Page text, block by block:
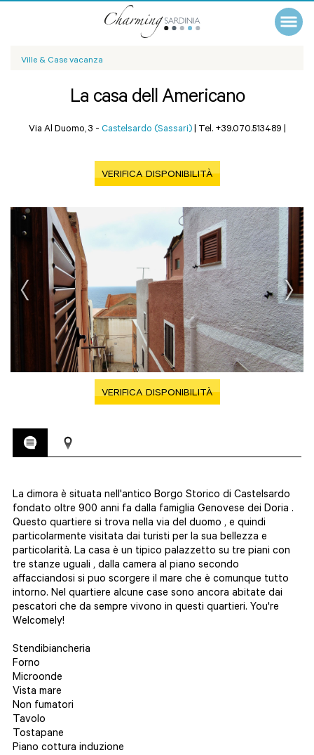
Ville & Case vacanza
La casa dell Americano
Via Al Duomo, 3 - Castelsardo (Sassari) | Tel. +39.070.513489 |
VERIFICA DISPONIBILITÀ
VERIFICA DISPONIBILITÀ
La dimora è situata nell'antico Borgo Storico di Castelsardo
fondato oltre 900 anni fa dalla famiglia Genovese dei Doria .
Questo quartiere si trova nella via del duomo , e quindi
particolarmente visitata dai turisti per la sua bellezza e
particolarità. La casa è un tipico palazzetto su tre piani con
tre stanze uguali , dalla camera al piano secondo
affacciandosi si puo scorgere il mare che è comunque tutto
intorno. Nel quartiere alcune case sono ancora abitate dai
pescatori che da sempre vivono in questi quartieri. You're
Welcomely!
Stendibiancheria
Forno
Microonde
Vista mare
Non fumatori
Tavolo
Tostapane
Piano cottura induzione